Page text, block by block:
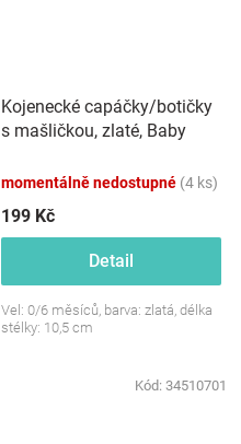
Kojenecké capáčky/botičky
s mašličkou, zlaté, Baby
momentálně nedostupné (4 ks)
199 Kč
Detail
Vel: 0/6 měsíců, barva: zlatá, délka
stélky: 10,5 cm
Kód: 34510701